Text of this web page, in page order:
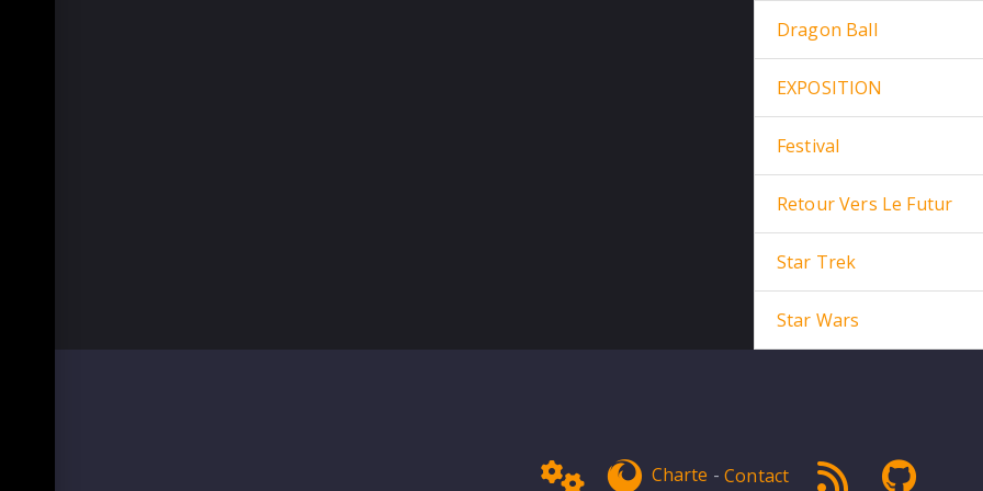
Dragon Ball
EXPOSITION
Festival
Retour Vers Le Futur
Star Trek
Star Wars
Adminget Firefox
Charte -Contact RSS 1.0